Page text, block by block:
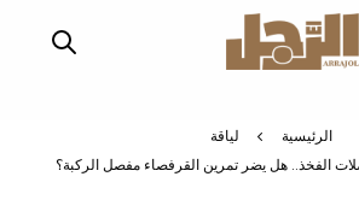
الرئيسية
لياقة
الفخذ.. هل يضر تمرين القرفصاء مفصل الركبة؟